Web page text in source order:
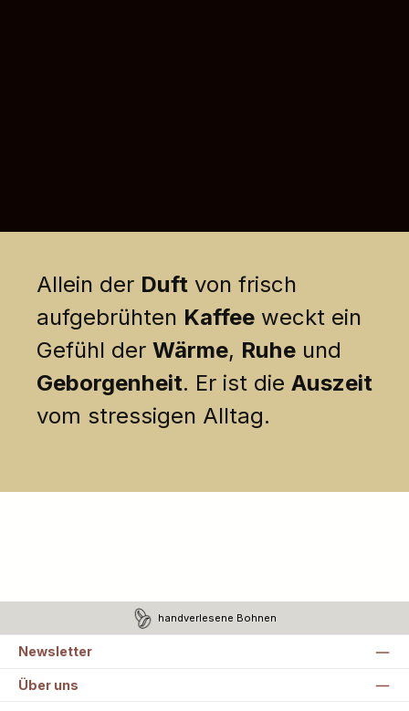
Allein der Duft von frisch
aufgebrühten Kaffee weckt ein
Gefühl der Wärme, Ruhe und
Geborgenheit. Er ist die Auszeit
vom stressigen Alltag.
handverlesene Bohnen
Newsletter
Über uns